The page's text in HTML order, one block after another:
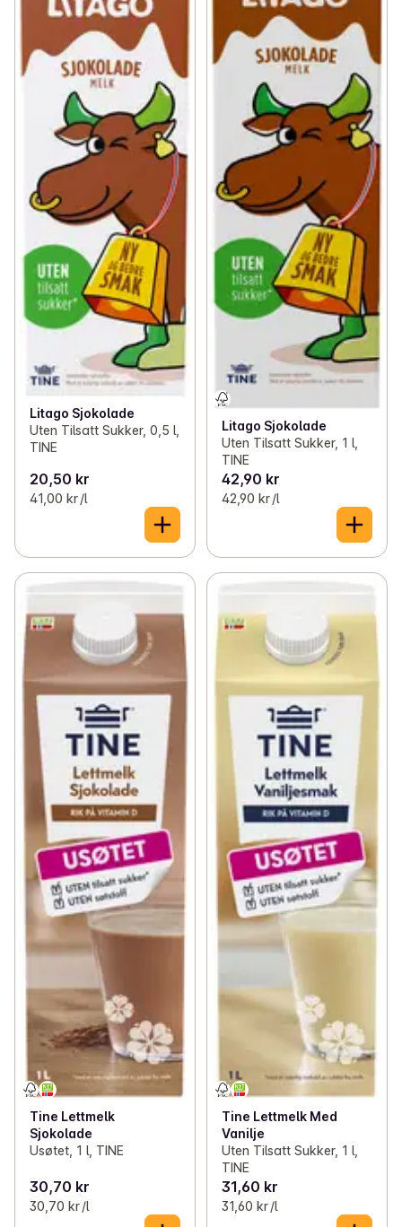
Litago Sjokolade
Uten Tilsatt Sukker, 0,5 l,
TINE
20,50 kr
41,00 kr /l
Litago Sjokolade
Uten Tilsatt Sukker, 1 l,
TINE
42,90 kr
42,90 kr /l
Tine Lettmelk
Sjokolade
Usøtet, 1 l, TINE
30,70 kr
30,70 kr /l
Tine Lettmelk Med
Vanilje
Uten Tilsatt Sukker, 1 l,
TINE
31,60 kr
31,60 kr /l